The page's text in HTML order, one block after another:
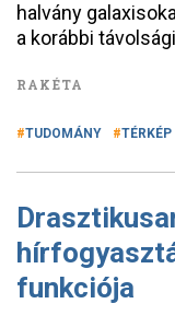
halvány
a korábbi
RAKÉTA
TUDOMÁNY TÉRKÉP
funkciója